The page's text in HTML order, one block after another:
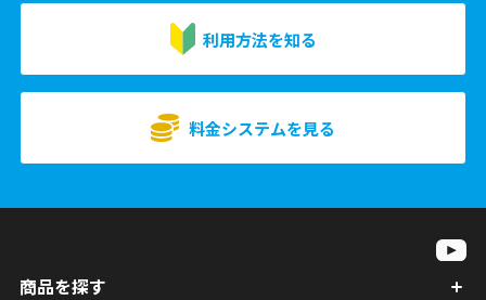
利用方法を知る
料金システムを見る
商品を探す